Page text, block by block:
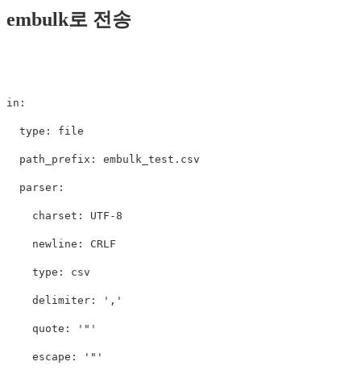
embulk로 전송
in :
type : file
path_prefix : embulk_test.csv
parser :
charset : UTF-8
newline : CRLF
type : csv
delimiter : ' ,'
quote : ' "'
escape : ' "'